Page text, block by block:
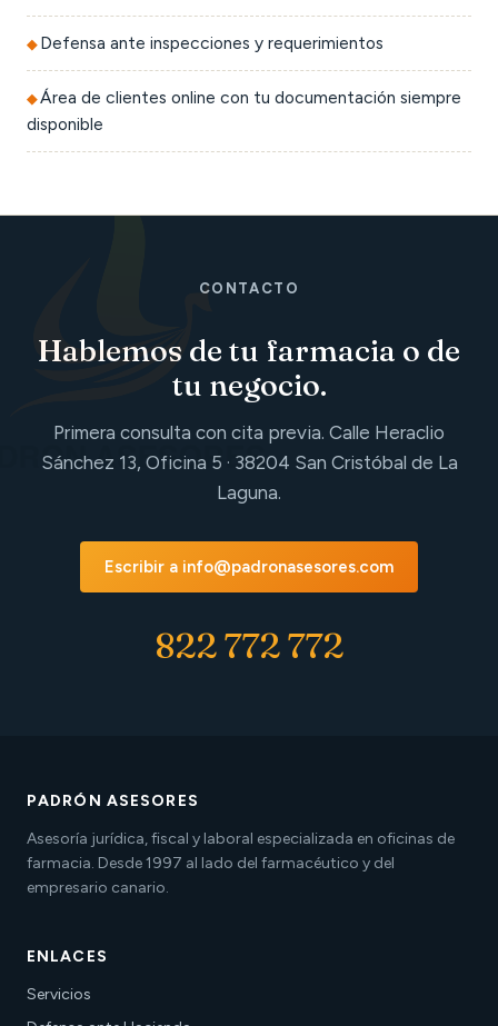
Defensa ante inspecciones y requerimientos
Área de clientes online con tu documentación siempre
disponible
CONTACTO
Hablemos de tu farmacia o de
tu negocio.
Primera consulta con cita previa. Calle Heraclio
Sánchez 13, Oficina 5 · 38204 San Cristóbal de La
Laguna.
Escribir a info@padronasesores.com
822 772 772
PADRÓN ASESORES
Asesoría jurídica, fiscal y laboral especializada en oficinas de
farmacia. Desde 1997 al lado del farmacéutico y del
empresario canario.
ENLACES
Servicios